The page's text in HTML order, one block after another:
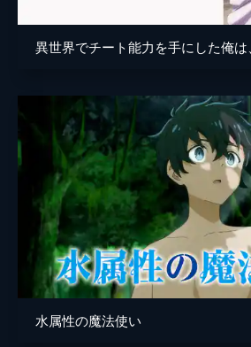
いたが、与えられた課題は書類の清書作業。
それらは全てゼオンリーの研究と実験の覚え
書きで重要国家機密でもあった。
第7話 魔術師クノンは見えている
ついに魔術で念願の目玉・鏡眼を完成させる
クノン。初めて見る景色、初めて見る自分の
姿、初めて見るイコやミリカ、そして家族の
姿。しかし、その背後には、実体はないのに
存在しているクノンだけに見えるものが...。
24分
第8話 別れと出会いとディラシック
ヒューグリア王国から遠く離れた魔術学校へ
出発するクノン。道中に立ち寄る祖父の屋敷
でイコは新しい侍女と交代する手はずになっ
ている。新しい侍女への引き継ぎも滞りなく
終了し、イコとの別れの時がやってくる。
音楽
総作画監督
水属性の魔法使い